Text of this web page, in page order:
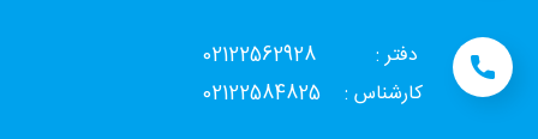
دفتر : 02122562928
کارشناس : 02122584825